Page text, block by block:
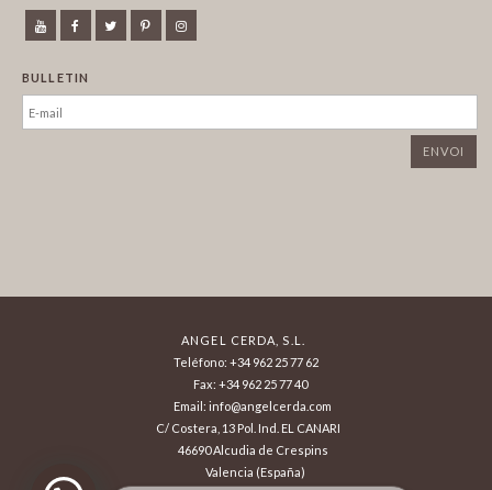
BULLETIN
ANGEL CERDA, S.L.
Teléfono: +34 962 25 77 62
Fax: +34 962 25 77 40
Email: info@angelcerda.com
C/ Costera, 13 Pol. Ind. EL CANARI
46690 Alcudia de Crespins
Valencia (España)